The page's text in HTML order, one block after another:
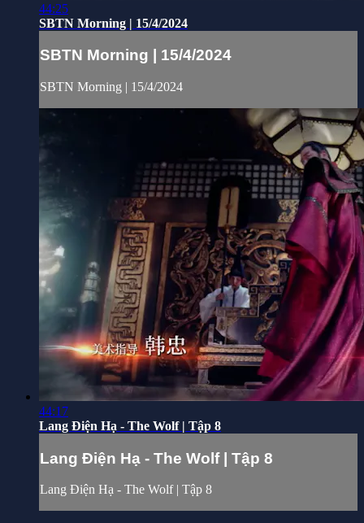
44:25
SBTN Morning | 15/4/2024
SBTN Morning | 15/4/2024
SBTN Morning | 15/4/2024
44:17
Lang Điện Hạ - The Wolf | Tập 8
Lang Điện Hạ - The Wolf | Tập 8
Lang Điện Hạ - The Wolf | Tập 8